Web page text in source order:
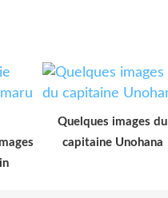
Quelques images du
capitaine Unohana